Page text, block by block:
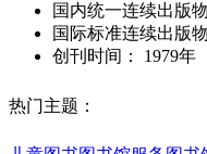
国内统一连续出版物
国际标准连续出版
创刊时间：
1979年
热门主题：